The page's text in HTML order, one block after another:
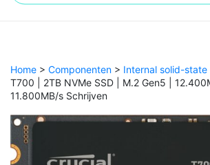
Home > Componenten > Internal solid-state
T700 | 2TB NVMe SSD | M.2 Gen5 |
11.800MB/s Schrijven